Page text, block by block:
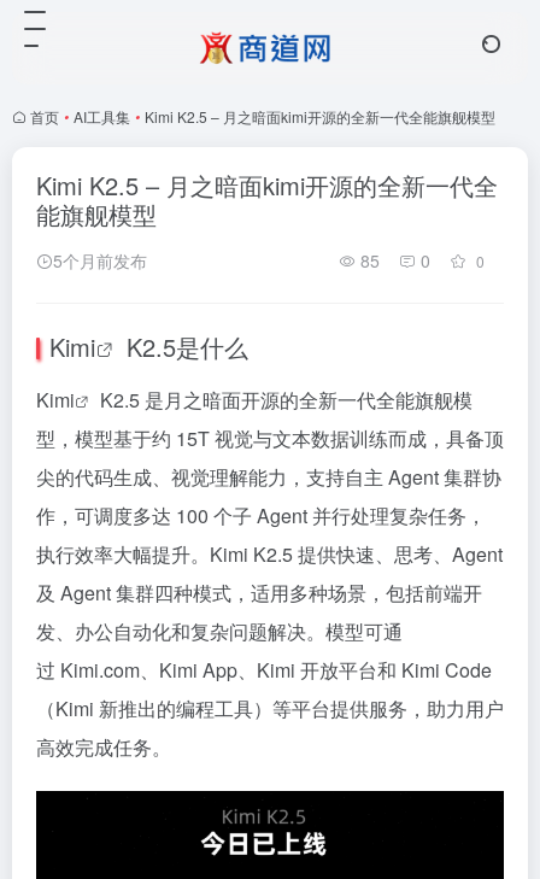
首页 • AI工具集 • Kimi K2.5 – 月之暗面kimi开源的全新一代全能旗舰模型
Kimi K2.5 – 月之暗面kimi开源的全新一代全
能旗舰模型
5个月前发布 85 0 0
Kimi K2.5是什么
Kimi
K2.5 是月之暗面开源的全新一代全能旗舰模
型，模型基于约 15T 视觉与文本数据训练而成，具备顶
尖的代码生成、视觉理解能力，支持自主 Agent 集群协
作，可调度多达 100 个子 Agent 并行处理复杂任务，
执行效率大幅提升。Kimi K2.5 提供快速、思考、Agent
及 Agent 集群四种模式，适用多种场景，包括前端开
发、办公自动化和复杂问题解决。模型可通
过 Kimi.com、Kimi App、Kimi 开放平台和 Kimi Code
（Kimi 新推出的编程工具）等平台提供服务，助力用户
高效完成任务。